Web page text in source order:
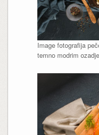
Image fotografija
temno modrim